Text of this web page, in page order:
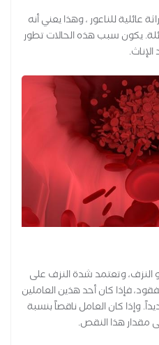
عائلية للناعور ، وهذا يعني أنه
يكون سبب هذه الحالات تطور
وتعتمد شدة النزف على
فإذا كان أحد هذين العاملين
وإذا كان العامل ناقصاً بنسبة
مقدار هذا النقص.